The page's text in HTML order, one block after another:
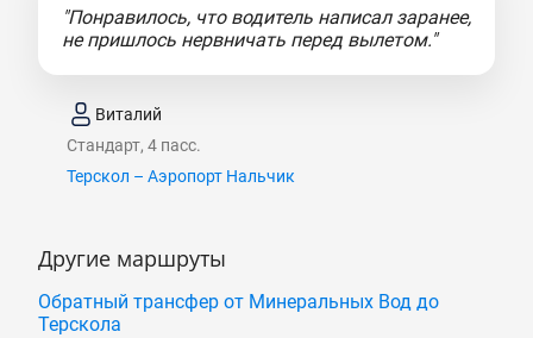
"Понравилось, что водитель написал заранее,
не пришлось нервничать перед вылетом."
Виталий
Стандарт, 4 пасс.
Терскол – Аэропорт Нальчик
Другие маршруты
Обратный трансфер от Минеральных Вод до
Терскола